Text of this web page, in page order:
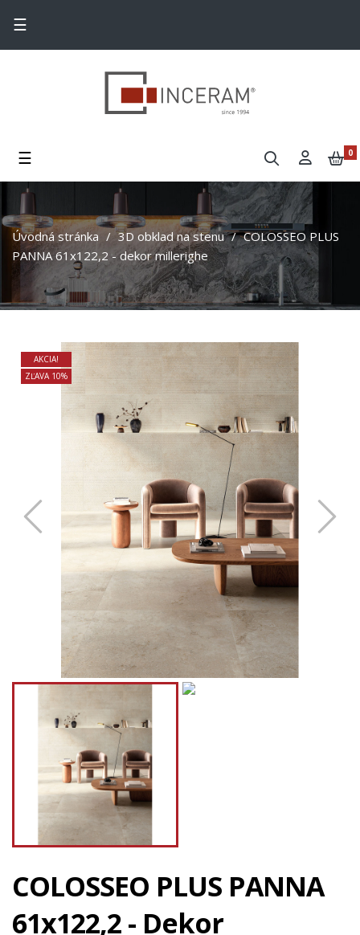
Toggle navigation
☰
Toggle navigation
☰ 0
Úvodná stránka 3D obklad na stenu
COLOSSEO PLUS
PANNA 61x122,2 - dekor millerighe
AKCIA!
ZĽAVA 10%
COLOSSEO PLUS PANNA
61x122,2 - Dekor